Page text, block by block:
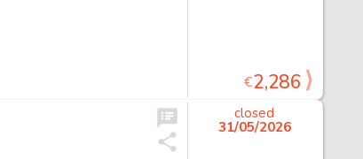
€2,286
closed
31/05/2026